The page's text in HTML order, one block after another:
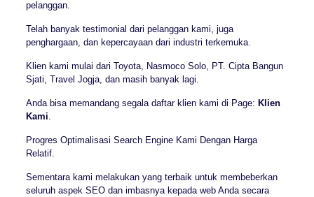
pelanggan.
Telah banyak testimonial dari pelanggan kami, juga
penghargaan, dan kepercayaan dari industri terkemuka.
Klien kami mulai dari Toyota, Nasmoco Solo, PT. Cipta Bangun
Sjati, Travel Jogja, dan masih banyak lagi.
Anda bisa memandang segala daftar klien kami di Page: Klien
Kami
Progres Optimalisasi Search Engine Kami Dengan Harga
Relatif.
Sementara kami melakukan yang terbaik untuk membeberkan
seluruh aspek SEO dan imbasnya kepada web Anda secara